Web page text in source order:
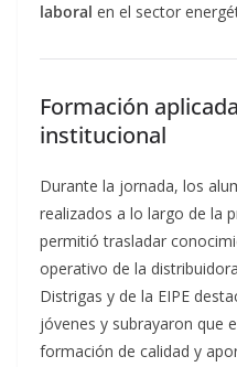
laboral en el sector
Formación
institucional
Durante la jornada, los
realizados a lo largo de la
permitió trasladar
operativo de la
Distrigas y de la EIPE
jóvenes y subrayaron que
formación de calidad y